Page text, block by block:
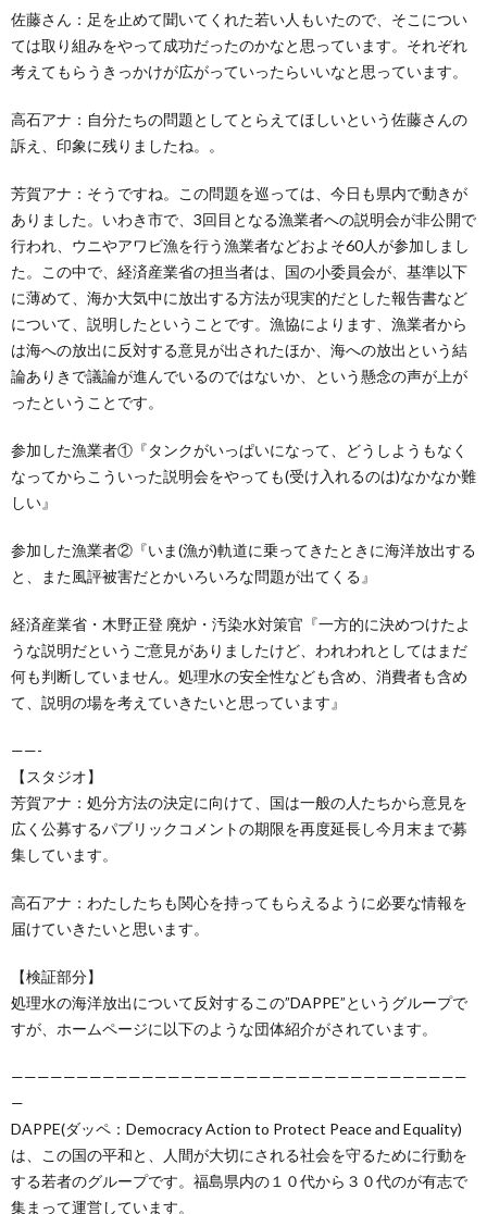
佐藤さん：足を止めて聞いてくれた若い人もいたので、そこについ
ては取り組みをやって成功だったのかなと思っています。それぞれ
考えてもらうきっかけが広がっていったらいいなと思っています。
高石アナ：自分たちの問題としてとらえてほしいという佐藤さんの
訴え、印象に残りましたね。。
芳賀アナ：そうですね。この問題を巡っては、今日も県内で動きが
ありました。いわき市で、3回目となる漁業者への説明会が非公開で
行われ、ウニやアワビ漁を行う漁業者などおよそ60人が参加しまし
た。この中で、経済産業省の担当者は、国の小委員会が、基準以下
に薄めて、海か大気中に放出する方法が現実的だとした報告書など
について、説明したということです。漁協によります、漁業者から
は海への放出に反対する意見が出されたほか、海への放出という結
論ありきで議論が進んでいるのではないか、という懸念の声が上が
ったということです。
参加した漁業者①『タンクがいっぱいになって、どうしようもなく
なってからこういった説明会をやっても(受け入れるのは)なかなか難
しい』
参加した漁業者②『いま(漁が)軌道に乗ってきたときに海洋放出する
と、また風評被害だとかいろいろな問題が出てくる』
経済産業省・木野正登 廃炉・汚染水対策官『一方的に決めつけたよ
うな説明だというご意見がありましたけど、われわれとしてはまだ
何も判断していません。処理水の安全性なども含め、消費者も含め
て、説明の場を考えていきたいと思っています』
——-
【スタジオ】
芳賀アナ：処分方法の決定に向けて、国は一般の人たちから意見を
広く公募するパブリックコメントの期限を再度延長し今月末まで募
集しています。
高石アナ：わたしたちも関心を持ってもらえるように必要な情報を
届けていきたいと思います。
【検証部分】
処理水の海洋放出について反対するこの”DAPPE”というグループで
すが、ホームページに以下のような団体紹介がされています。
———————————————————————————————————
—
DAPPE(ダッペ：Democracy Action to Protect Peace and Equality)
は、この国の平和と、人間が大切にされる社会を守るために行動を
する若者のグループです。福島県内の１０代から３０代のが有志で
集まって運営しています。